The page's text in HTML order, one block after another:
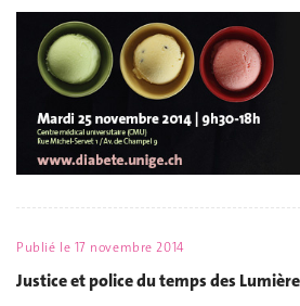
Publié le 17 novembre 2014
Justice et police du temps des